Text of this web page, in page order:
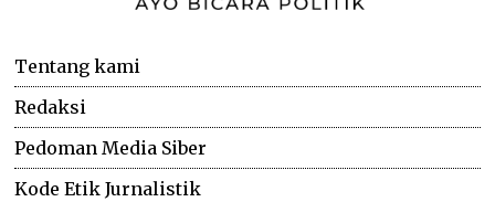
Tentang kami
Redaksi
Pedoman Media Siber
Kode Etik Jurnalistik